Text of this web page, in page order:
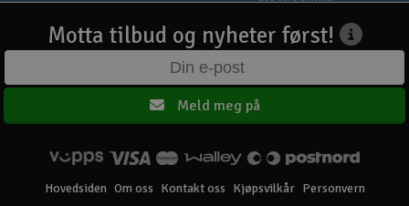
Motta tilbud og nyheter først!
Meld meg på
Hovedsiden Om oss Kontakt oss Kjøpsvilkår Personvern